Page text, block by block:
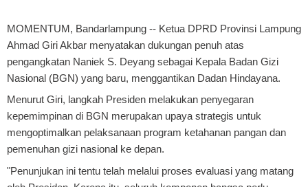
MOMENTUM, Bandarlampung -- Ketua DPRD Provinsi Lampung
Ahmad Giri Akbar menyatakan dukungan penuh atas
pengangkatan Naniek S. Deyang sebagai Kepala Badan Gizi
Nasional (BGN) yang baru, menggantikan Dadan Hindayana.
Menurut Giri, langkah Presiden melakukan penyegaran
kepemimpinan di BGN merupakan upaya strategis untuk
mengoptimalkan pelaksanaan program ketahanan pangan dan
pemenuhan gizi nasional ke depan.
"Penunjukan ini tentu telah melalui proses evaluasi yang matang